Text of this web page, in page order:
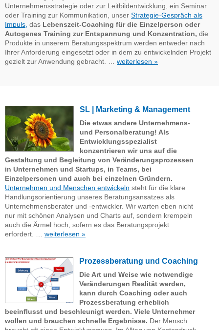
Unternehmensstrategie oder zur Leitbildentwicklung, ein Seminar
oder Training zur Kommunikation, unser Strategie-Gespräch als
Impuls, das Lebenszeit-Coaching für die Einzelperson oder
Autogenes Training zur Entspannung und Konzentration, die
Produkte in unserem Beratungsspektrum werden entweder nach
Ihrer Anforderung eingesetzt oder in dem zu entwickelnden Projekt
gezielt zur Anwendung gebracht. … weiterlesen »
SL | Marketing & Management
Die etwas andere Unternehmens-
und Personalberatung! Als
Entwicklungsspezialist
konzentrieren wir uns auf die
Gestaltung und Begleitung von Veränderungsprozessen
in Unternehmen und Startups, in Teams, bei
Einzelpersonen und auch bei einzelnen Gründern.
Unternehmen und Menschen entwickeln steht für die klare
Handlungsorientierung unseres Beratungsansatzes als
Unternehmensberater und -entwickler. Wir warten eben nicht
nur mit schönen Analysen und Charts auf, sondern krempeln
auch die Ärmel hoch, sofern es das Beratungsprojekt
erfordert. … weiterlesen »
Prozessberatung undCoaching
Die Art und Weise wie notwendige
Veränderungen Realität werden,
kann durch Coaching oder auch
Prozessberatung erheblich
beeinflusst und beschleunigt werden. Viele Unternehmer
wollen und brauchen schnelle Ergebnisse. Der Mensch